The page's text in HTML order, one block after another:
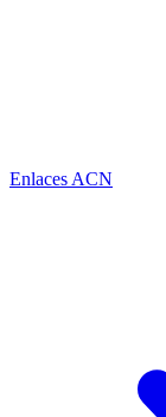
Enlaces ACN